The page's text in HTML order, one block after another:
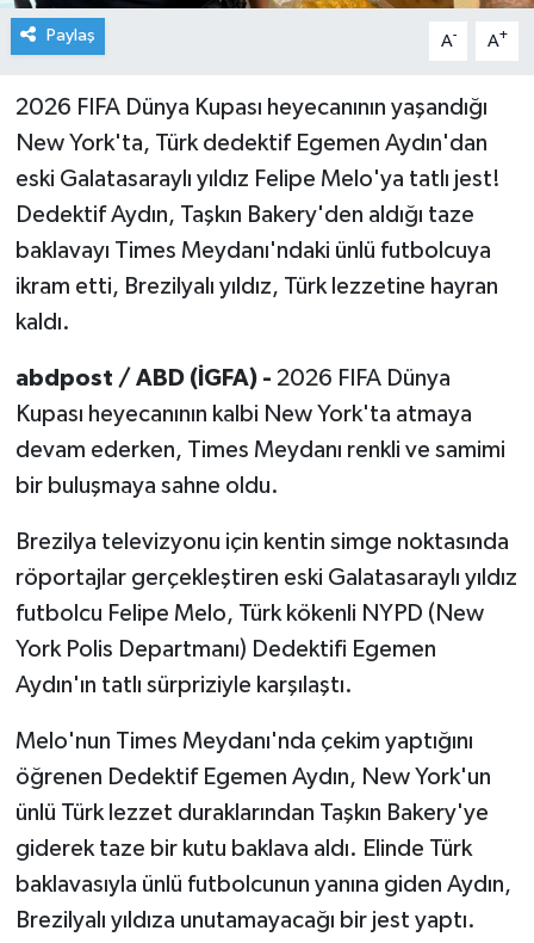
Paylaş A- A+
2026 FIFA Dünya Kupası heyecanının yaşandığı
New York'ta, Türk dedektif Egemen Aydın'dan
eski Galatasaraylı yıldız Felipe Melo'ya tatlı jest!
Dedektif Aydın, Taşkın Bakery'den aldığı taze
baklavayı Times Meydanı'ndaki ünlü futbolcuya
ikram etti, Brezilyalı yıldız, Türk lezzetine hayran
kaldı.
abdpost / ABD (İGFA) - 2026 FIFA Dünya
Kupası heyecanının kalbi New York'ta atmaya
devam ederken, Times Meydanı renkli ve samimi
bir buluşmaya sahne oldu.
Brezilya televizyonu için kentin simge noktasında
röportajlar gerçekleştiren eski Galatasaraylı yıldız
futbolcu Felipe Melo, Türk kökenli NYPD (New
York Polis Departmanı) Dedektifi Egemen
Aydın'ın tatlı sürpriziyle karşılaştı.
Melo'nun Times Meydanı'nda çekim yaptığını
öğrenen Dedektif Egemen Aydın, New York'un
ünlü Türk lezzet duraklarından Taşkın Bakery'ye
giderek taze bir kutu baklava aldı. Elinde Türk
baklavasıyla ünlü futbolcunun yanına giden Aydın,
Brezilyalı yıldıza unutamayacağı bir jest yaptı.